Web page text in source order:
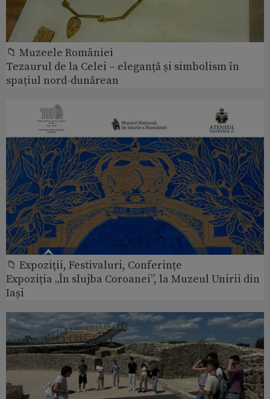
📁 Muzeele României
Tezaurul de la Celei – eleganță și simbolism în
spațiul nord-dunărean
📁 Expoziţii, Festivaluri, Conferințe
Expoziția „În slujba Coroanei”, la Muzeul Unirii din
Iași